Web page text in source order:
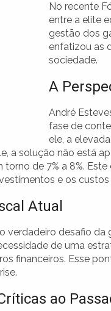
No recente
entre a elite
gestão dos
enfatizou as
sociedade.
A
André
fase de
ele, a
a solução não está
torno de 7% a 8%.
e os
Atual
verdadeiro desafio
de uma
financeiros. Esse
ao